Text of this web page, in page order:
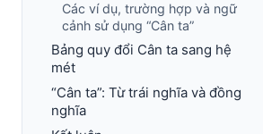
Các ví dụ, trường hợp và ngữ
cảnh sử dụng “Cân ta”
Bảng quy đổi Cân ta sang hệ
mét
“Cân ta”: Từ trái nghĩa và đồng
nghĩa